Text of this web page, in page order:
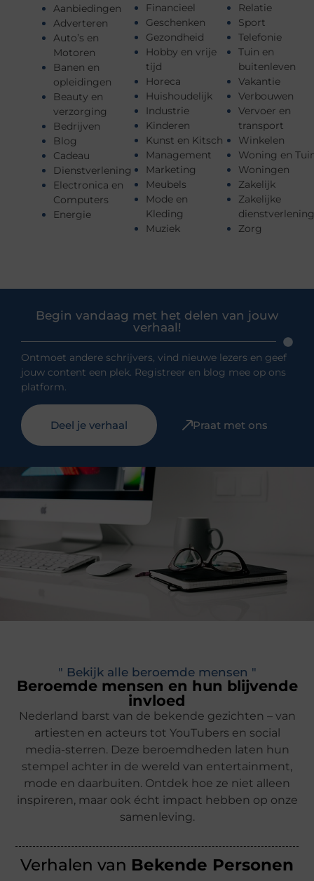
Aanbiedingen
Adverteren
Auto’s en
Motoren
Banen en
opleidingen
Beauty en
verzorging
Bedrijven
Blog
Cadeau
Dienstverlening
Electronica en
Computers
Energie
Financieel
Geschenken
Gezondheid
Hobby en vrije
tijd
Horeca
Huishoudelijk
Industrie
Kinderen
Kunst en Kitsch
Management
Marketing
Meubels
Mode en
Kleding
Muziek
Relatie
Sport
Telefonie
Tuin en
buitenleven
Vakantie
Verbouwen
Vervoer en
transport
Winkelen
Woning en
Woningen
Zakelijk
Zakelijke
Zorg
Begin vandaag met het delen van jouw
verhaal!
Ontmoet andere schrijvers, vind nieuwe lezers en geef
jouw content een plek. Registreer en blog mee op ons
platform.
Deel je verhaal Praat met ons
" Bekijk alle beroemde mensen "
Beroemde mensen en hun blijvende
invloed
Nederland barst van de bekende gezichten – van
artiesten en acteurs tot YouTubers en social
media-sterren. Deze beroemdheden laten hun
stempel achter in de wereld van entertainment,
mode en daarbuiten. Ontdek hoe ze niet alleen
inspireren, maar ook écht impact hebben op onze
samenleving.
Verhalen van Bekende Personen